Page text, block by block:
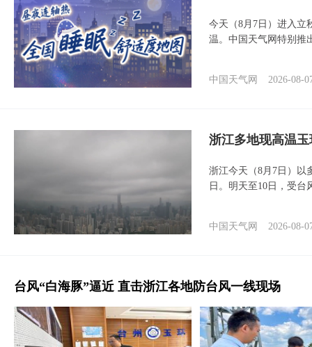
今天（8月7日）进入立
温。中国天气网特别推
中国天气网 2026-08-
浙江多地现高温
浙江今天（8月7日）以
日。明天至10日，受台
中国天气网 2026-08-
台风“白海豚”逼近 直击浙江各地防台风一线现场